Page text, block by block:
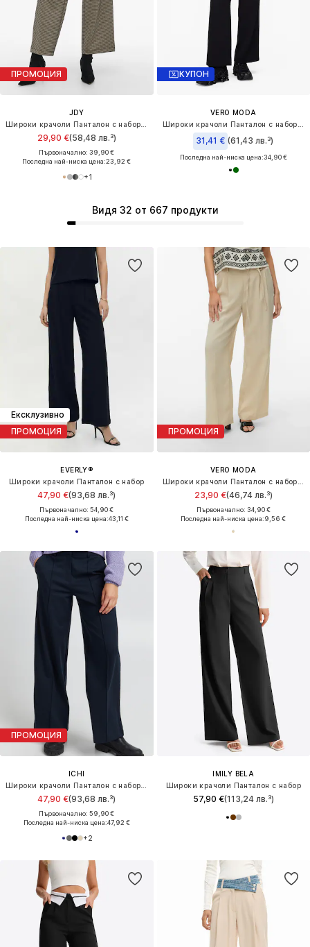
ПРОМОЦИЯ
JDY
29,90 €(58,48 лв.³)
Първоначално: 39,90 €
Последна най-ниска цена:23,92 €
+1
КУПОН
VERO MODA
31,41 € (61,43 лв.³)
Последна най-ниска цена:34,90 €
Ексклузивно
ПРОМОЦИЯ
EVERLY®
Широки крачоли Панталон с набор
47,90 €(93,68 лв.³)
Първоначално: 54,90 €
Последна най-ниска цена:43,11 €
ПРОМОЦИЯ
VERO MODA
23,90 €(46,74 лв.³)
Първоначално: 34,90 €
Последна най-ниска цена:9,56 €
Видя 32 от 667 продукти
ПРОМОЦИЯ
ICHI
47,90 €(93,68 лв.³)
Първоначално: 59,90 €
Последна най-ниска цена:47,92 €
+2
IMILY BELA
Широки крачоли Панталон с набор
57,90 €(113,24 лв.³)